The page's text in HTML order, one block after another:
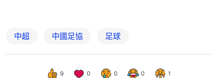
中超 中國足協 足球
9 0 0 0 1